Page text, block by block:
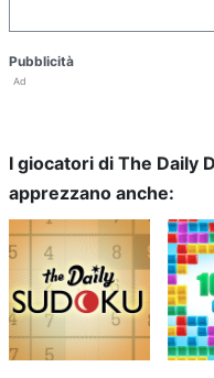
Pubblicità
Ad
I giocatori di The Daily
apprezzano anche: